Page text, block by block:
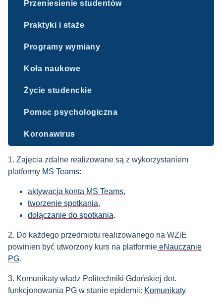
Przeniesienie studentów
Praktyki i staże
Programy wymiany
Koła naukowe
Życie studenckie
Pomoc psychologiczna
Koronawirus
1. Zajęcia zdalne realizowane są z wykorzystaniem
platformy MS Teams:
aktywacja konta MS Teams,
tworzenie spotkania,
dołączanie do spotkania.
2. Do każdego przedmiotu realizowanego na WZiE
powinien być utworzony kurs na platformie eNauczanie
PG.
3. Komunikaty władz Politechniki Gdańskiej dot.
funkcjonowania PG w stanie epidemii: Komunikaty